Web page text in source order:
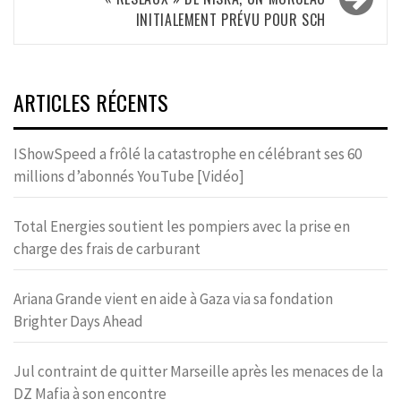
INITIALEMENT PRÉVU POUR SCH
ARTICLES RÉCENTS
IShowSpeed a frôlé la catastrophe en célébrant ses 60
millions d’abonnés YouTube [Vidéo]
Total Energies soutient les pompiers avec la prise en
charge des frais de carburant
Ariana Grande vient en aide à Gaza via sa fondation
Brighter Days Ahead
Jul contraint de quitter Marseille après les menaces de la
DZ Mafia à son encontre